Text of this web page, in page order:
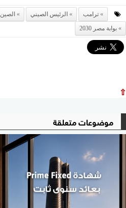
ترامب الرئيس الصيني الصين
بوابة مصر 2030
⇧
موضوعات متعلقة